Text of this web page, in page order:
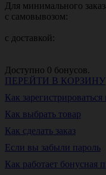
Для минимального
с самовывозом:
с доставкой:
Доступно 0 бонусов.
ПЕРЕЙТИ В КОРЗИНУ
Как
Как выбрать товар
Как сделать заказ
Если вы забыли пароль
Как работает бонусная